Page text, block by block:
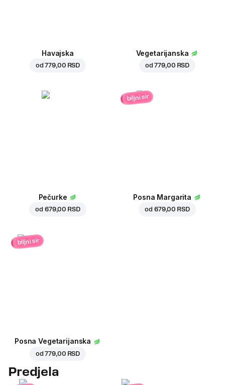
Havajska
od779,00 RSD
Vegetarijanska
od779,00 RSD
Pečurke
od 679,00 RSD
biljni sir
Posna Margarita
od 679,00 RSD
biljni sir
Posna Vegetarijanska
od779,00 RSD
Predjela